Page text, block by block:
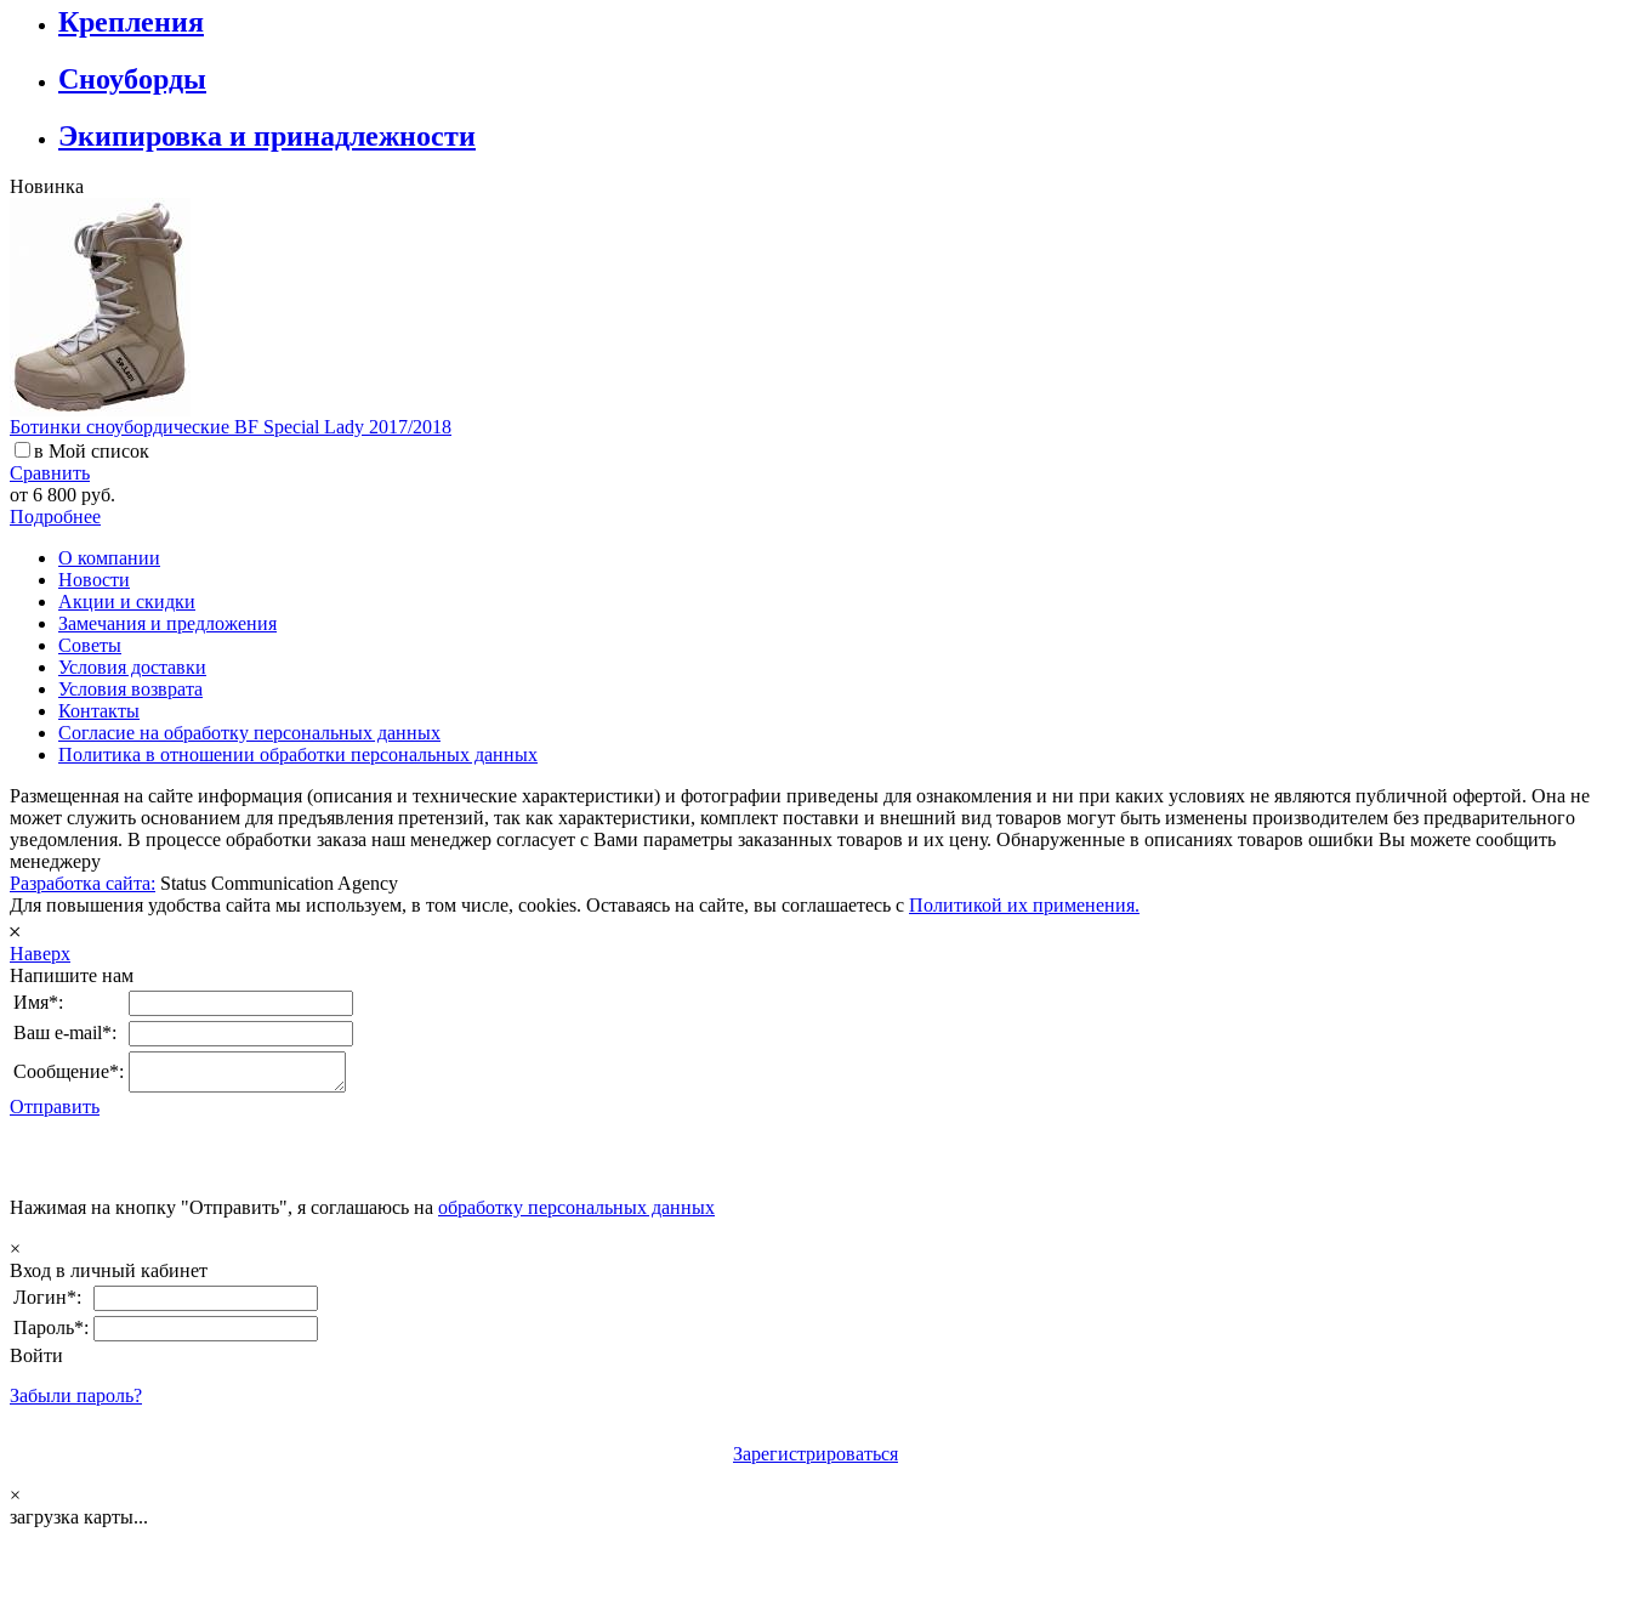
Крепления
Сноуборды
Экипировка и принадлежности
Новинка
Ботинки сноубордические BF Special Lady 2017/2018
в Мой список
Сравнить
от 6 800 руб.
Подробнее
О компании
Новости
Акции и скидки
Замечания и предложения
Советы
Условия доставки
Условия возврата
Контакты
Согласие на обработку персональных данных
Политика в отношении обработки персональных данных
Размещенная на сайте информация (описания и технические характеристики) и фотографии приведены для ознакомления и ни при каких условиях не являются публичной офертой. Она не
может служить основанием для предъявления претензий, так как характеристики, комплект поставки и внешний вид товаров могут быть изменены производителем без предварительного
уведомления. В процессе обработки заказа наш менеджер согласует с Вами параметры заказанных товаров и их цену. Обнаруженные в описаниях товаров ошибки Вы можете сообщить
менеджеру
Разработка сайта: Status Communication Agency
Для повышения удобства сайта мы используем, в том числе, cookies. Оставаясь на сайте, вы соглашаетесь с Политикой их применения.
𐄂
Наверх
Напишите нам
Имя*:
Ваш e-mail*:
Сообщение*:
Отправить
Нажимая на кнопку "Отправить", я соглашаюсь на обработку персональных данных
×
Вход в личный кабинет
Логин*:
Пароль*:
Войти
Забыли пароль?
Зарегистрироваться
×
загрузка карты...